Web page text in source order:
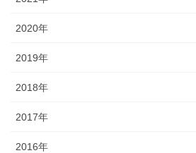
2020年
2019年
2018年
2017年
2016年